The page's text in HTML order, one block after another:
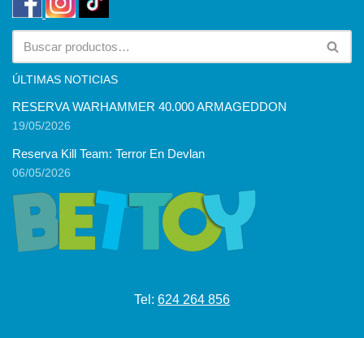
ÚLTIMAS NOTICIAS
RESERVA WARHAMMER 40.000 ARMAGEDDON
19/05/2026
Reserva Kill Team: Terror En Devlan
06/05/2026
Tel: 624 264 856